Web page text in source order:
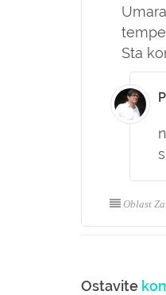
Sta
Oblast
Ostavite